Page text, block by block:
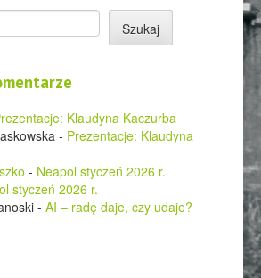
Szukaj
Klaudyna Kaczurba
- Prezentacje: Klaudyna
- Neapol styczeń 2026 r.
styczeń 2026 r.
-AI – radę daje, czy udaje?